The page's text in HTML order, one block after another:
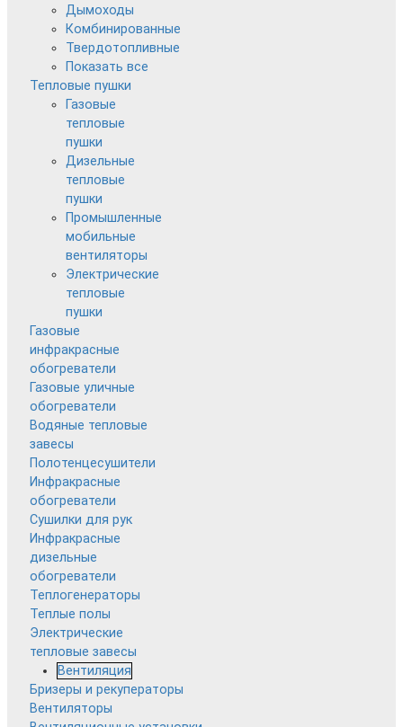
Дымоходы
Комбинированные
Твердотопливные
Показать все
Тепловые пушки
Газовые
тепловые
пушки
Дизельные
тепловые
пушки
Промышленные
мобильные
вентиляторы
Электрические
тепловые
пушки
Газовые
инфракрасные
обогреватели
Газовые уличные
обогреватели
Водяные тепловые
завесы
Полотенцесушители
Инфракрасные
обогреватели
Сушилки для рук
Инфракрасные
дизельные
обогреватели
Теплогенераторы
Теплые полы
Электрические
тепловые завесы
Вентиляция
Бризеры и рекуператоры
Вентиляторы